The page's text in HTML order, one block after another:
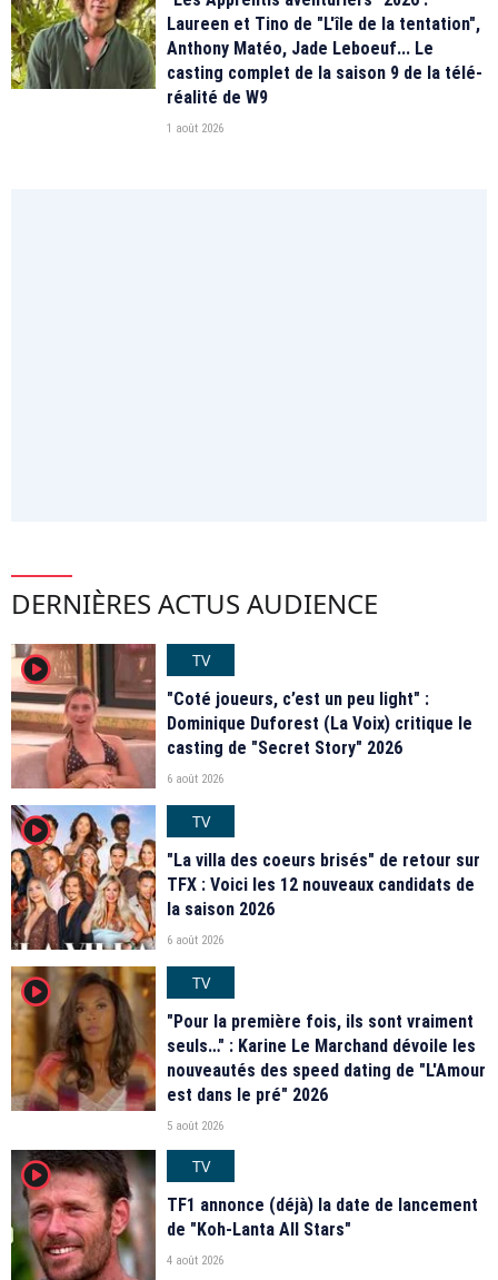
Laureen et Tino de "L'île de la tentation",
Anthony Matéo, Jade Leboeuf... Le
casting complet de la saison 9 de la télé-
réalité de W9
1 août 2026
DERNIÈRES ACTUS AUDIENCE
player2
TV
"Coté joueurs, c’est un peu light" :
Dominique Duforest (La Voix) critique le
casting de "Secret Story" 2026
6 août 2026
player2
TV
"La villa des coeurs brisés" de retour sur
TFX : Voici les 12 nouveaux candidats de
la saison 2026
6 août 2026
player2
TV
"Pour la première fois, ils sont vraiment
seuls…" : Karine Le Marchand dévoile les
nouveautés des speed dating de "L'Amour
est dans le pré" 2026
5 août 2026
player2
TV
TF1 annonce (déjà) la date de lancement
de "Koh-Lanta All Stars"
4 août 2026